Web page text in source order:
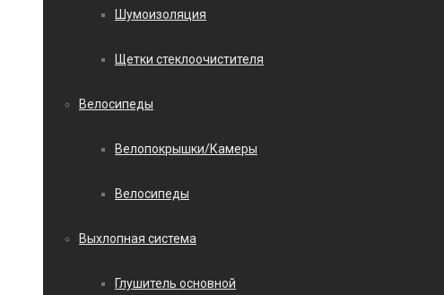
Шумоизоляция
Щетки стеклоочистителя
Велосипеды
Велопокрышки/Камеры
Велосипеды
Выхлопная система
Глушитель основной